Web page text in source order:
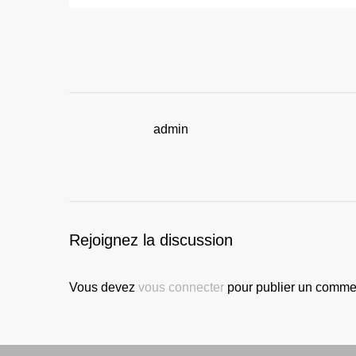
admin
Rejoignez la discussion
Vous devez vous connecter pour publier un